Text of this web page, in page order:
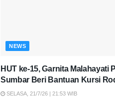
NEWS
HUT ke-15, Garnita Malahayati
Sumbar Beri Bantuan Kursi
SELASA, 21/7/26 | 21:53 WIB